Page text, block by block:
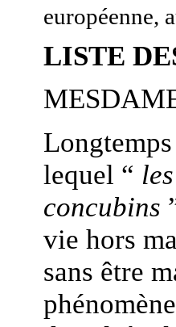
européenne,
LISTE
lequel “
concubins
vie hors
sans être